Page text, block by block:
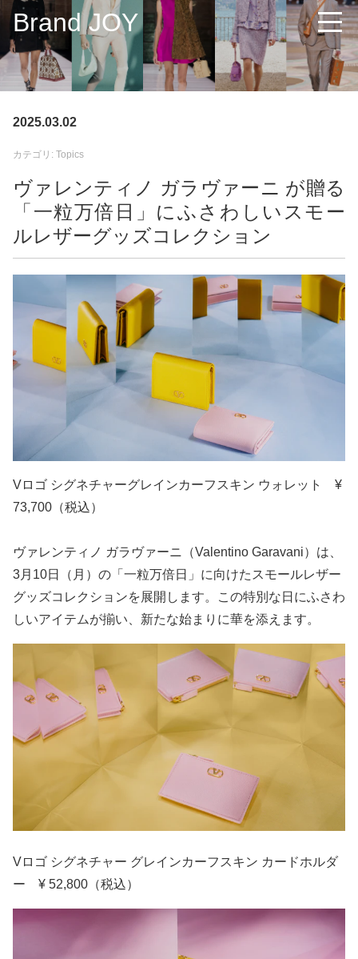
Brand JOY
2025.03.02
カテゴリ: Topics
ヴァレンティノ ガラヴァーニ が贈る
「一粒万倍日」にふさわしいスモー
ルレザーグッズコレクション
Vロゴ シグネチャーグレインカーフスキン ウォレット ¥
73,700（税込）
ヴァレンティノ ガラヴァーニ（Valentino Garavani）は、
3月10日（月）の「一粒万倍日」に向けたスモールレザー
グッズコレクションを展開します。この特別な日にふさわ
しいアイテムが揃い、新たな始まりに華を添えます。
Vロゴ シグネチャー グレインカーフスキン カードホルダ
ー ¥ 52,800（税込）